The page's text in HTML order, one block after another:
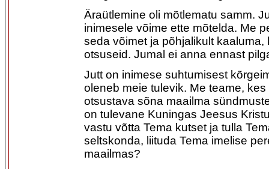
Äraütlemine oli mõtlematu samm.
inimesele võime ette mõtelda. Me
seda võimet ja põhjalikult kaaluma,
otsuseid. Jumal ei anna ennast
Jutt on inimese suhtumisest
oleneb meie tulevik. Me teame,
otsustava sõna maailma
on tulevane Kuningas Jeesus
vastu võtta Tema kutset ja tulla
seltskonda, liituda Tema imelise
maailmas?